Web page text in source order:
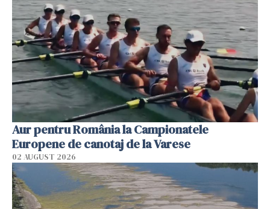
Aur pentru România la Campionatele
Europene de canotaj de la Varese
02 AUGUST 2026